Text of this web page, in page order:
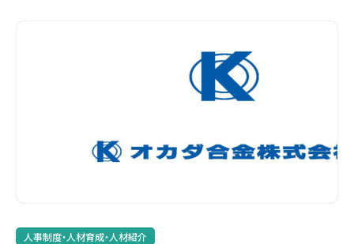
人事制度・人材育成・人材紹介